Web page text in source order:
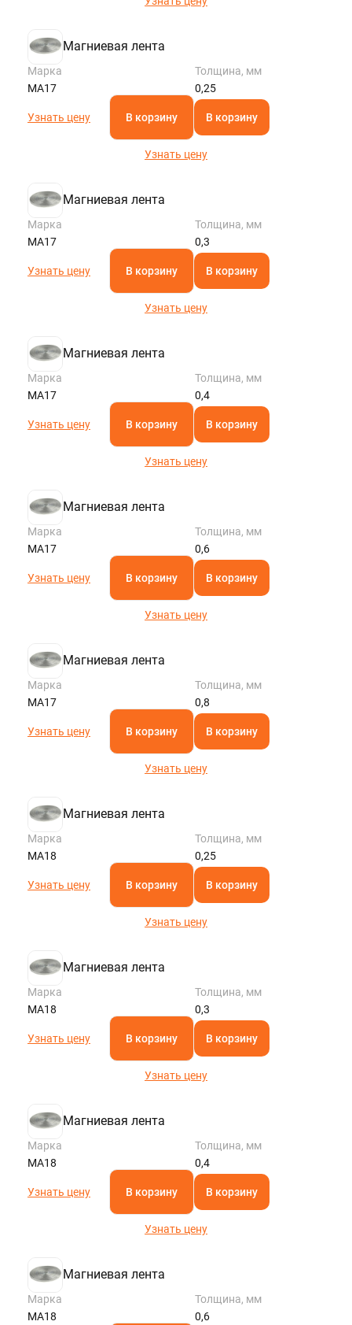
Магниевая лента
Марка
МА17
Толщина, мм
0,25
Узнать цену В корзину В корзину
Узнать цену
Магниевая лента
Марка
МА17
Толщина, мм
0,3
Узнать цену В корзину В корзину
Узнать цену
Магниевая лента
Марка
МА17
Толщина, мм
0,4
Узнать цену В корзину В корзину
Узнать цену
Магниевая лента
Марка
МА17
Толщина, мм
0,6
Узнать цену В корзину В корзину
Узнать цену
Магниевая лента
Марка
МА17
Толщина, мм
0,8
Узнать цену В корзину В корзину
Узнать цену
Магниевая лента
Марка
МА18
Толщина, мм
0,25
Узнать цену В корзину В корзину
Узнать цену
Магниевая лента
Марка
МА18
Толщина, мм
0,3
Узнать цену В корзину В корзину
Узнать цену
Магниевая лента
Марка
МА18
Толщина, мм
0,4
Узнать цену В корзину В корзину
Узнать цену
Магниевая лента
Марка
МА18
Толщина, мм
0,6